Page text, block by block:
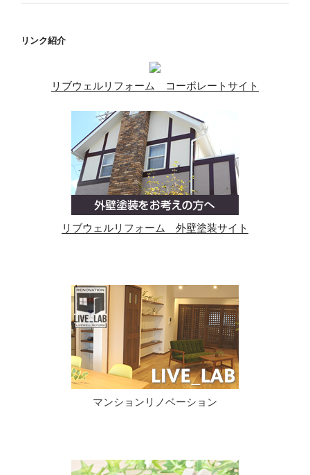
リンク紹介
リブウェルリフォーム コーポレートサイト
リブウェルリフォーム 外壁塗装サイト
マンションリノベーション